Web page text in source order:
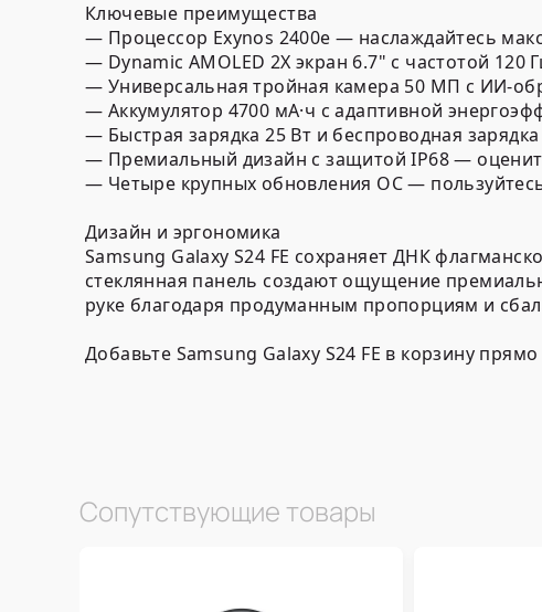
Ключевые преимущества
— Процессор Exynos 2400e — наслаждайтесь
— Dynamic AMOLED 2X экран 6.7" с частотой
— Универсальная тройная камера 50 МП с ИИ-
— Аккумулятор 4700 мА·ч с адаптивной
— Быстрая зарядка 25 Вт и беспроводная
— Премиальный дизайн с защитой IP68 —
— Четыре крупных обновления ОС —
Дизайн и эргономика
Samsung Galaxy S24 FE сохраняет ДНК
стеклянная панель создают ощущение
руке благодаря продуманным пропорциям и
Добавьте Samsung Galaxy S24 FE в корзину
Сопутствующие товары